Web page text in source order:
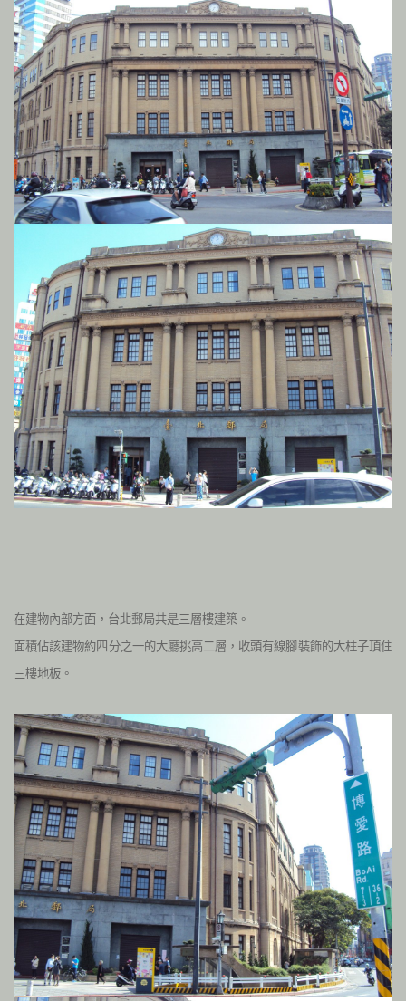
在建物內部方面，台北郵局共是三層樓建築。
面積佔該建物約四分之一的大廳挑高二層，收頭有線腳裝飾的大柱子頂住
三樓地板。